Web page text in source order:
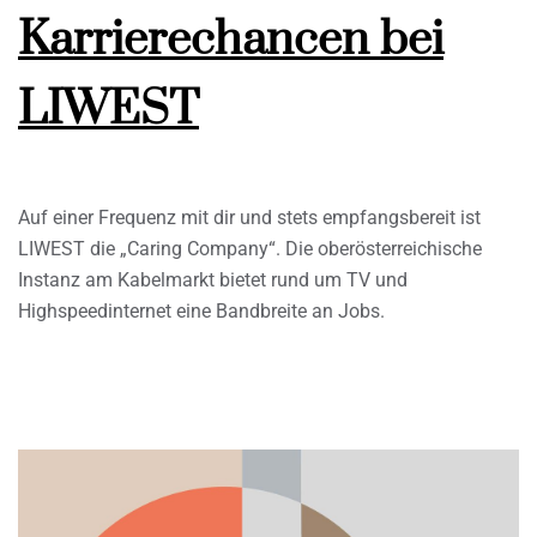
Karrierechancen bei
LIWEST
Auf einer Frequenz mit dir und stets empfangsbereit ist
LIWEST die „Caring Company“. Die oberösterreichische
Instanz am Kabelmarkt bietet rund um TV und
Highspeedinternet eine Bandbreite an Jobs.